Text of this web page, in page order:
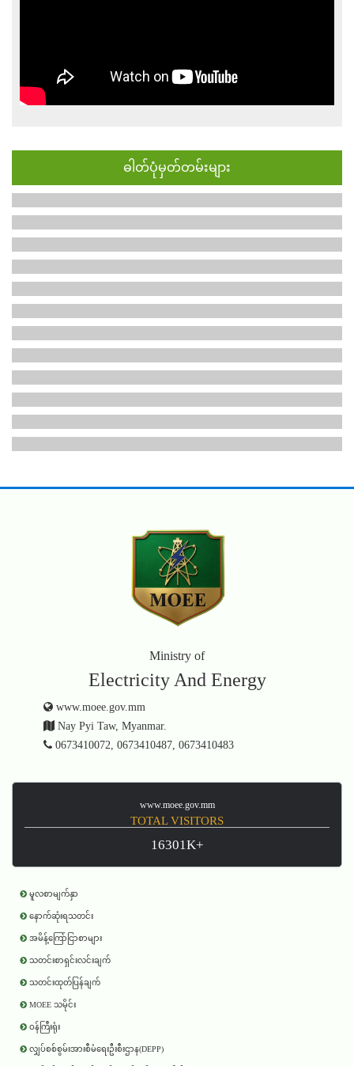
ဓါတ်ပုံမှတ်တမ်းများ
Ministry of
Electricity And Energy
www.moee.gov.mm
Nay Pyi Taw, Myanmar.
0673410072, 0673410487, 0673410483
www.moee.gov.mm
TOTAL VISITORS
16301K+
မူလစာမျက်နှာ
နောက်ဆုံးရသတင်း
အမိန့်ကြော်ငြာစာများ
သတင်းစာရှင်းလင်းချက်
သတင်းထုတ်ပြန်ချက်
MOEE သမိုင်း
ဝန်ကြီးရုံး
လျှပ်စစ်စွမ်းအားစီမံရေးဦးစီးဌာန(DEPP)